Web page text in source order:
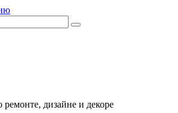
дизайне и декоре